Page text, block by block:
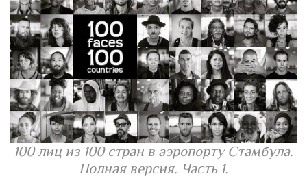
100 лиц из 100 стран в аэропорту Стамбула.
Полная версия. Часть 1.